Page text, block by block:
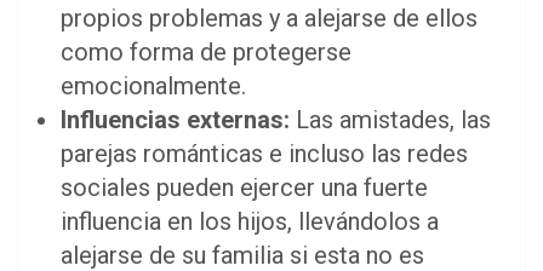
propios problemas y a alejarse de ellos
como forma de protegerse
emocionalmente.
Influencias externas: Las amistades, las
parejas románticas e incluso las redes
sociales pueden ejercer una fuerte
influencia en los hijos, llevándolos a
alejarse de su familia si esta no es